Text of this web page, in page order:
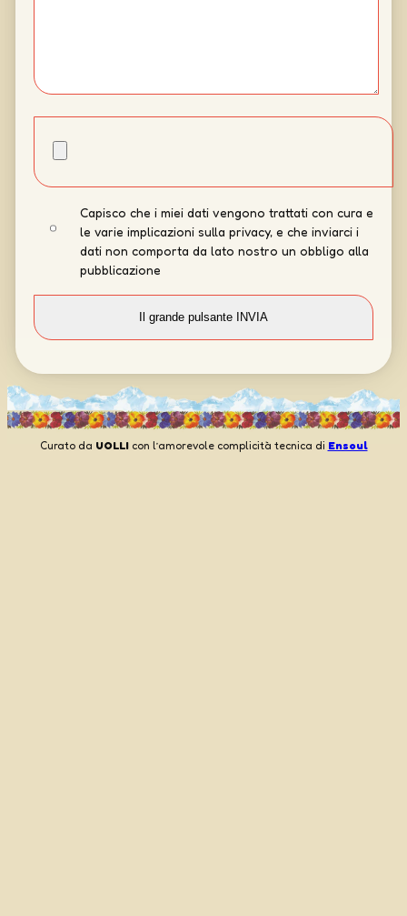
Capisco che i miei dati vengono trattati con cura e
le varie implicazioni sulla privacy, e che inviarci i
dati non comporta da lato nostro un obbligo alla
pubblicazione
Curato da UOLLIcon l’amorevole complicità tecnica di Ensoul